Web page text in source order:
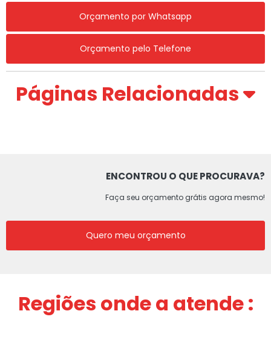
Orçamento por Whatsapp
Orçamento pelo Telefone
Páginas Relacionadas
ENCONTROU O QUE PROCURAVA?
Faça seu orçamento grátis agora mesmo!
Quero meu orçamento
Regiões onde a atende :